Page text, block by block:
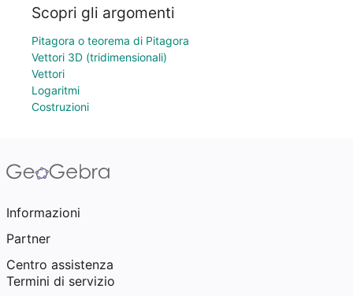
Scopri gli argomenti
Pitagora o teorema di Pitagora
Vettori 3D (tridimensionali)
Vettori
Logaritmi
Costruzioni
Informazioni
Partner
Centro assistenza
Termini di servizio